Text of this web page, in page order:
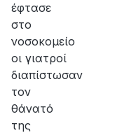
έφτασε
στο
νοσοκομείο
οι γιατροί
διαπίστωσαν
τον
θάνατό
της